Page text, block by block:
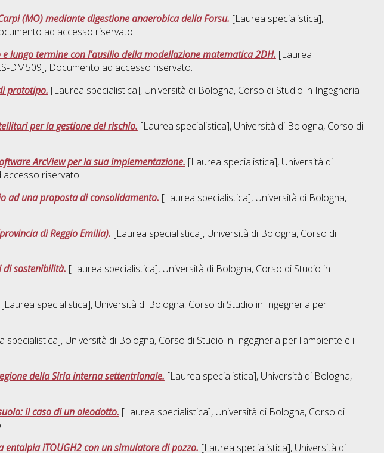
(MO) mediante digestione anaerobica della Forsu. [Laurea specialistica],
ad accesso riservato.
lungo termine con l'ausilio della modellazione matematica 2DH. [Laurea
DM509], Documento ad accesso riservato.
prototipo. [Laurea specialistica], Università di Bologna, Corso di Studio in Ingegneria
per la gestione del rischio. [Laurea specialistica], Università di Bologna, Corso di
ArcView per la sua implementazione. [Laurea specialistica], Università di
riservato.
ad una proposta di consolidamento. [Laurea specialistica], Università di Bologna,
di Reggio Emilia). [Laurea specialistica], Università di Bologna, Corso di
di sostenibilità. [Laurea specialistica], Università di Bologna, Corso di Studio in
[Laurea specialistica], Università di Bologna, Corso di Studio in Ingegneria per
specialistica], Università di Bologna, Corso di Studio in Ingegneria per l'ambiente e il
della Siria interna settentrionale. [Laurea specialistica], Università di Bologna,
il caso di un oleodotto. [Laurea specialistica], Università di Bologna, Corso di
iTOUGH2 con un simulatore di pozzo. [Laurea specialistica], Università di